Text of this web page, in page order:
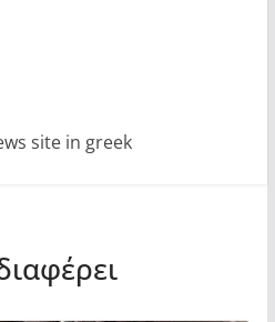
site in greek